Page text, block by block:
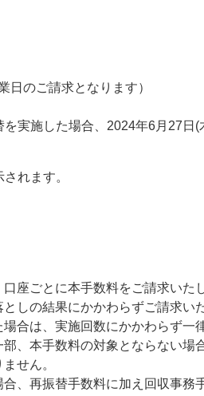
日のご請求となります）
実施した場合、2024年6月27日(
れます。
座ごとに本手数料をご請求いた
しの結果にかかわらずご請求い
合は、実施回数にかかわらず一
、本手数料の対象とならない場
せん。
、再振替手数料に加え回収事務